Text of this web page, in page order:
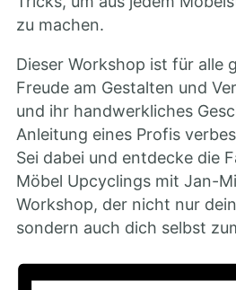
zu machen.
Dieser Workshop ist für alle
Freude am Gestalten und
und ihr handwerkliches
Anleitung eines Profis
Sei dabei und entdecke die
Möbel Upcyclings mit Jan-
Workshop, der nicht nur
sondern auch dich selbst